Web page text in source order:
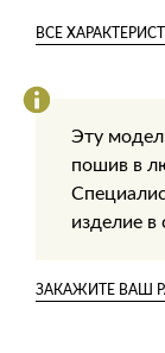
ВСЕ
Эту
пошив в
изделие в
ЗАКАЖИТЕ ВАШ